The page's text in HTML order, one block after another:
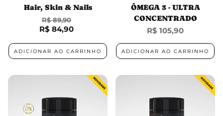
Hair, Skin & Nails
R$ 84,90
Preço promocional
Preço normal
R$ 89,90
ADICIONAR AO CARRINHO
ÔMEGA 3 - ULTRA
CONCENTRADO
Preço
R$ 105,90
ADICIONAR AO CARRINHO